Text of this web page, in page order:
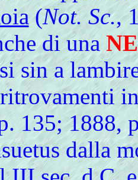
(Not. Sc.,
di una
sin a
135; 1888,
dalla